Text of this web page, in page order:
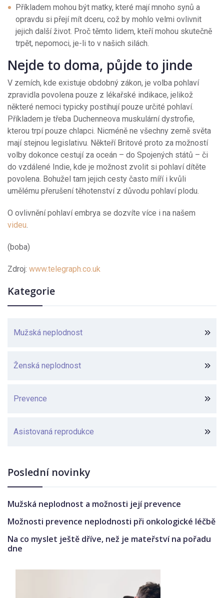
Příkladem mohou být matky, které mají mnoho synů a
opravdu si přejí mít dceru, což by mohlo velmi ovlivnit
jejich další život. Proč těmto lidem, kteří mohou skutečně
trpět, nepomoci, je-li to v našich silách.
Nejde to doma, půjde to jinde
V zemích, kde existuje obdobný zákon, je volba pohlaví
zpravidla povolena pouze z lékařské indikace, jelikož
některé nemoci typicky postihují pouze určité pohlaví.
Příkladem je třeba Duchenneova muskulární dystrofie,
kterou trpí pouze chlapci. Nicméně ne všechny země světa
mají stejnou legislativu. Někteří Britové proto za možností
volby dokonce cestují za oceán – do Spojených států – či
do vzdálené Indie, kde je možnost zvolit si pohlaví dítěte
povolena. Bohužel tam jejich cesty často míří i kvůli
umělému přerušení těhotenství z důvodu pohlaví plodu.
O ovlivnění pohlaví embrya se dozvíte více i na našem
videu.
(boba)
Zdroj: www.telegraph.co.uk
Kategorie
Mužská neplodnost
Ženská neplodnost
Prevence
Asistovaná reprodukce
Poslední novinky
Mužská neplodnost a možnosti její prevence
Možnosti prevence neplodnosti při onkologické léčbě
Na co myslet ještě dříve, než je mateřství na pořadu
dne